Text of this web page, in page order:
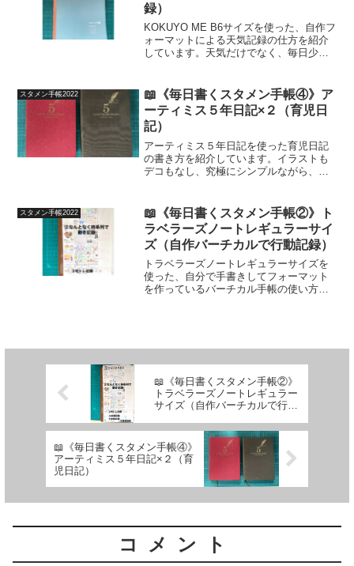
録）
KOKUYO ME B6サイズを使った、自作フ
ォーマットによる天気記録の仕方を紹介
しています。天気だけでなく、毎日少し
使い方です。
スタメン手帳2022
📖《毎日書くスタメン手帳④》ア
ーティミス５年日記×２（育児日
記）
アーティミス５年日記を使った育児日記
の書き方を紹介しています。イラストも
デコもなし、究極にシンプルながら、将
スタメン手帳2022
📖《毎日書くスタメン手帳②》ト
ラベラーズノートレギュラーサイ
ズ（自作バーチカルで行動記録）
トラベラーズノートレギュラーサイズを
使った、自分で手書きしてフォーマット
を作っているバーチカル手帳の使い方を
ョンを上げられるバーチカル手帳の書き
方を紹介しています。
📖《毎日書くスタメン手帳②》
トラベラーズノートレギュラー
サイズ（自作バーチカルで行動
📖《毎日書くスタメン手帳④》
アーティミス５年日記×２（育
児日記）
コメント